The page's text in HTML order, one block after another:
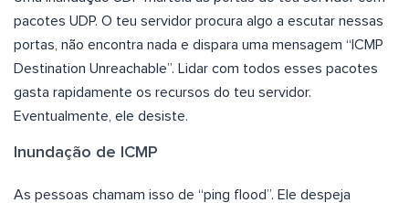
pacotes UDP. O teu servidor procura algo a escutar nessas
portas, não encontra nada e dispara uma mensagem “ICMP
Destination Unreachable”. Lidar com todos esses pacotes
gasta rapidamente os recursos do teu servidor.
Eventualmente, ele desiste.
Inundação de ICMP
As pessoas chamam isso de “ping flood”. Ele despeja